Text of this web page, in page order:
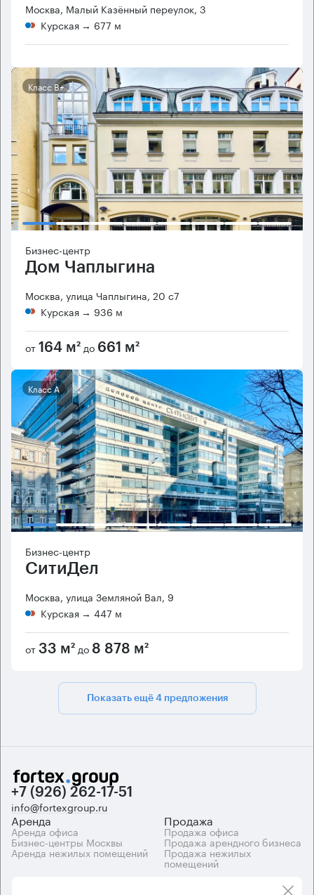
Москва, Малый Казённый переулок, 3
Курская → 677 м
Класс B+
Бизнес-центр
Дом Чаплыгина
Москва, улица Чаплыгина, 20 с7
Курская → 936 м
от 164 м² до 661 м²
Класс А
Бизнес-центр
СитиДел
Москва, улица Земляной Вал, 9
Курская → 447 м
от 33 м² до 8 878 м²
Показать ещё 4 предложения
+7 (926) 262-17-51
info@fortexgroup.ru
Аренда
Аренда офиса
Бизнес-центры Москвы
Аренда нежилых помещений
Продажа
Продажа офиса
Продажа арендного бизнеса
Продажа нежилых
помещений